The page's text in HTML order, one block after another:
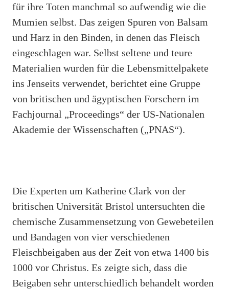
für ihre Toten manchmal so aufwendig wie die
Mumien selbst. Das zeigen Spuren von Balsam
und Harz in den Binden, in denen das Fleisch
eingeschlagen war. Selbst seltene und teure
Materialien wurden für die Lebensmittelpakete
ins Jenseits verwendet, berichtet eine Gruppe
von britischen und ägyptischen Forschern im
Fachjournal „Proceedings“ der US-Nationalen
Akademie der Wissenschaften („PNAS“).
Die Experten um Katherine Clark von der
britischen Universität Bristol untersuchten die
chemische Zusammensetzung von Gewebeteilen
und Bandagen von vier verschiedenen
Fleischbeigaben aus der Zeit von etwa 1400 bis
1000 vor Christus. Es zeigte sich, dass die
Beigaben sehr unterschiedlich behandelt worden